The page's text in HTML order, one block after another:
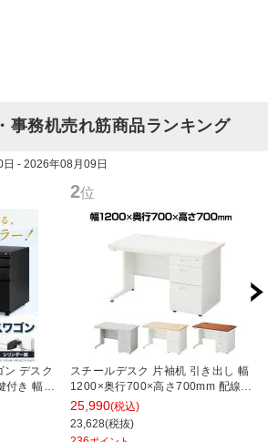
事務机売れ筋商品ランキング
- 2026年08月09日
ン デスク
付き 幅
ホワイ
2位
スチールデスク 片袖机 引き出し 幅
1200×奥行700×高さ700mm 配線穴
事務机 ビジネスデスク
25,990(税込)
23,628(税抜)